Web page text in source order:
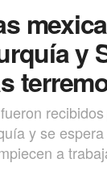
y
y se
a